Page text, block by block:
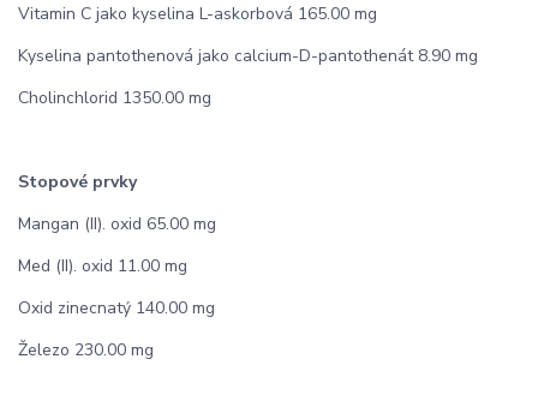
Vitamin C jako kyselina L-askorbová 165.00 mg
Kyselina pantothenová jako calcium-D-pantothenát 8.90 mg
Cholinchlorid 1350.00 mg
Stopové prvky
Mangan (II). oxid 65.00 mg
Med (II). oxid 11.00 mg
Oxid zinecnatý 140.00 mg
Železo 230.00 mg